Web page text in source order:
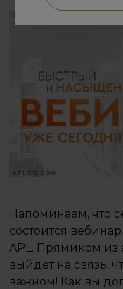
Напоминаем, что
состоится
APL. Прямиком из
выйдет на связь,
важном! Как вы